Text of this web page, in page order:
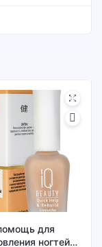
для
ногтей